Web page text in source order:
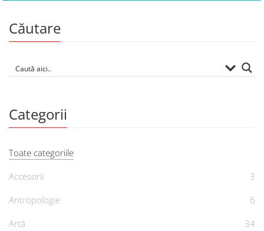
Căutare
Categorii
Toate categoriile
Accesorii
3
Antropologie
6
Artă
34